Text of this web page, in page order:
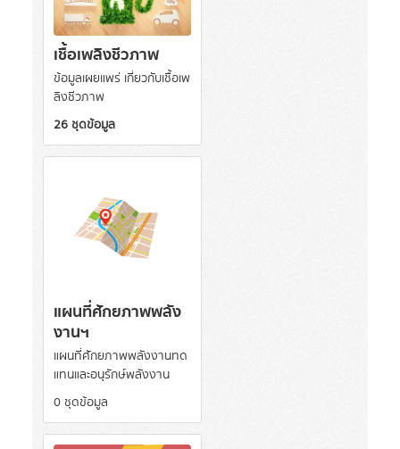
เชื้อเพลิงชีวภาพ
ข้อมูลเผยแพร่ เกี่ยวกับเชื้อเพ
ลิงชีวภาพ
26 ชุดข้อมูล
แผนที่ศักยภาพพลัง
งานฯ
แผนที่ศักยภาพพลังงานทด
แทนและอนุรักษ์พลังงาน
0 ชุดข้อมูล